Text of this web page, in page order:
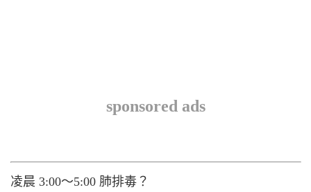
sponsored ads
凌晨 3:00～5:00 肺排毒？